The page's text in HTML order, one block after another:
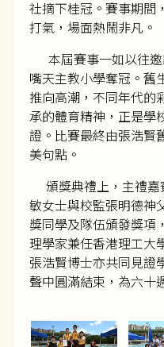
社摘下桂冠。賽事期間
打氣，場面熱鬧非凡。
本屆賽事一如以往邀
嘴天主教小學奪冠。舊
推向高潮，不同年代的
承的體育精神，正是學
證。比賽最終由張浩賢
美句點。
頒獎典禮上，主禮嘉
敏女士與校監張明德神
獎同學及隊伍頒發獎項
理學家兼任香港理工大
張浩賢博士亦共同見證
聲中圓滿結束，為六十